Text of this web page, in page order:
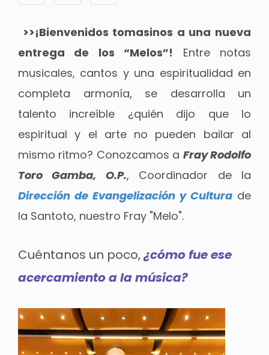
>>¡Bienvenidos tomasinos a una nueva
entrega de los “Melos”! Entre notas
musicales, cantos y una espiritualidad en
completa armonía, se desarrolla un
talento increíble ¿quién dijo que lo
espiritual y el arte no pueden bailar al
mismo ritmo? Conozcamos a Fray Rodolfo
Toro Gamba, O.P., Coordinador de la
Dirección de Evangelización y Cultura de
la Santoto, nuestro Fray "Melo".
Cuéntanos un poco,¿cómo fue ese
acercamiento a la música?